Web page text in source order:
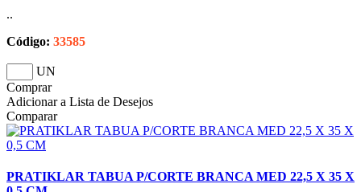
..
Código: 33585
UN
Comprar
Adicionar a Lista de Desejos
Comparar
PRATIKLAR TABUA P/CORTE BRANCA MED 22,5 X 35 X